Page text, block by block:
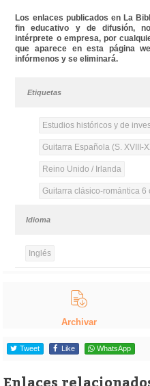
Los enlaces publicados en La
fin educativo y de difusión,
intérprete o empresa, por
que aparece en esta página
infórmenos y se eliminará.
Etiquetas
Estudios históricos y de
Guitarra Española (S. XVIII-
Reino Unido / Irlanda
Guitarra clásico-romántica 6
Idioma
Inglés
Archivar
Tweet Like WhatsApp
Enlaces